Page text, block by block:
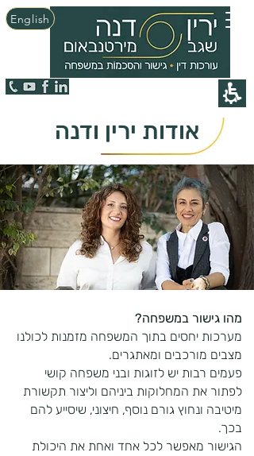
English
אודות ירין ודנה
מהו גישור במשפחה?
מערכות יחסים בתוך המשפחה מזמנות לכולנו
מצבים מורכבים ומאתגרים.
פעמים רבות יש לזוגות ובני משפחה קושי
לפתור את המחלוקות ביניהם וליצור תקשורת
מיטיבה ונחוץ גורם נוסף, חיצוני, שיסייע להם
בכך.
הגישור מאפשר לכל אחד ואחת את היכולת